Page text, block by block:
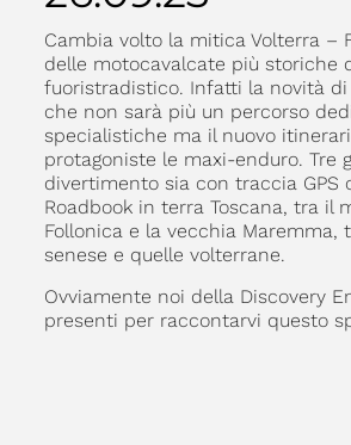
Cambia volto la mitica Volterra –
delle motocavalcate più storiche
fuoristradistico. Infatti la novità
che non sarà più un percorso
specialistiche ma il nuovo
protagoniste le maxi-enduro. Tre
divertimento sia con traccia GPS
Roadbook in terra Toscana, tra il
Follonica e la vecchia Maremma,
senese e quelle volterrane.
Ovviamente noi della Discovery
presenti per raccontarvi questo